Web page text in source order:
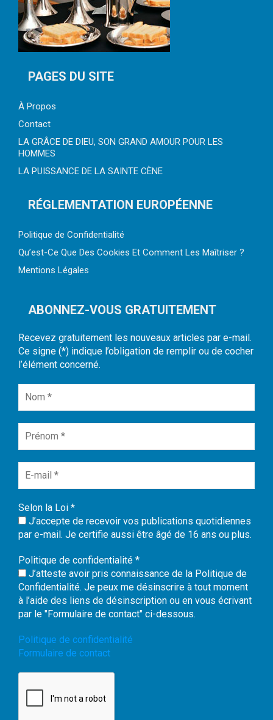
PAGES DU SITE
À Propos
Contact
LA GRÂCE DE DIEU, SON GRAND AMOUR POUR LES
HOMMES
LA PUISSANCE DE LA SAINTE CÈNE
RÉGLEMENTATION EUROPÉENNE
Politique de Confidentialité
Qu’est-Ce Que Des Cookies Et Comment Les Maîtriser ?
Mentions Légales
ABONNEZ-VOUS GRATUITEMENT
Recevez gratuitement les nouveaux articles par e-mail.
Ce signe (*) indique l’obligation de remplir ou de cocher
l’élément concerné.
Selon la Loi *
J’accepte de recevoir vos publications quotidiennes
par e-mail. Je certifie aussi être âgé de 16 ans ou plus.
Politique de confidentialité *
J’atteste avoir pris connaissance de la Politique de
Confidentialité. Je peux me désinscrire à tout moment
à l’aide des liens de désinscription ou en vous écrivant
par le "Formulaire de contact" ci-dessous.
Politique de confidentialité
Formulaire de contact